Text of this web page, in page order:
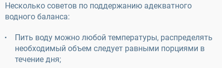
Несколько советов по поддержанию адекватного
водного баланса:
Пить воду можно любой температуры, распределять
необходимый объем следует равными порциями в
течение дня;